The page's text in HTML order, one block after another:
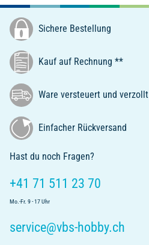
Sichere Bestellung
Kauf auf Rechnung **
Ware versteuert und verzollt
Einfacher Rückversand
Hast du noch Fragen?
+41 71 511 23 70
Mo.-Fr. 9 - 17 Uhr
service@vbs-hobby.ch